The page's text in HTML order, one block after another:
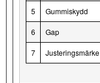
5 Gummiskydd
6 Gap
7 Justeringsmärke